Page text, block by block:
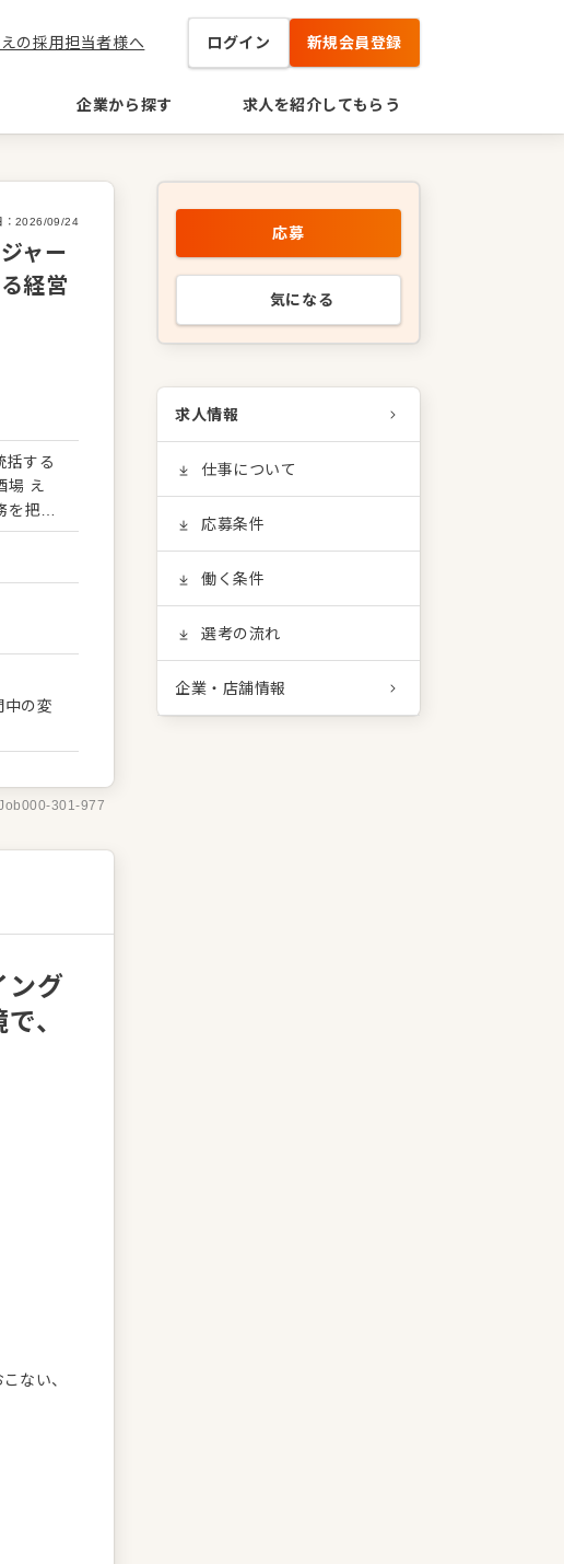
の採用担当者様へ ログイン 新規会員登録
企業から探す 求人を紹介してもらう
2026/09/24
ャー
経営
括する
場 え
ただ
人材
、将
ま
れる
来の
の変
301-977
ング
、
ない、
応募
気になる
求人情報
仕事について
応募条件
働く条件
選考の流れ
企業・店舗情報